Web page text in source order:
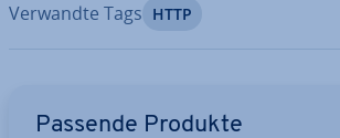
Verwandte Tags HTTP
Passende Produkte